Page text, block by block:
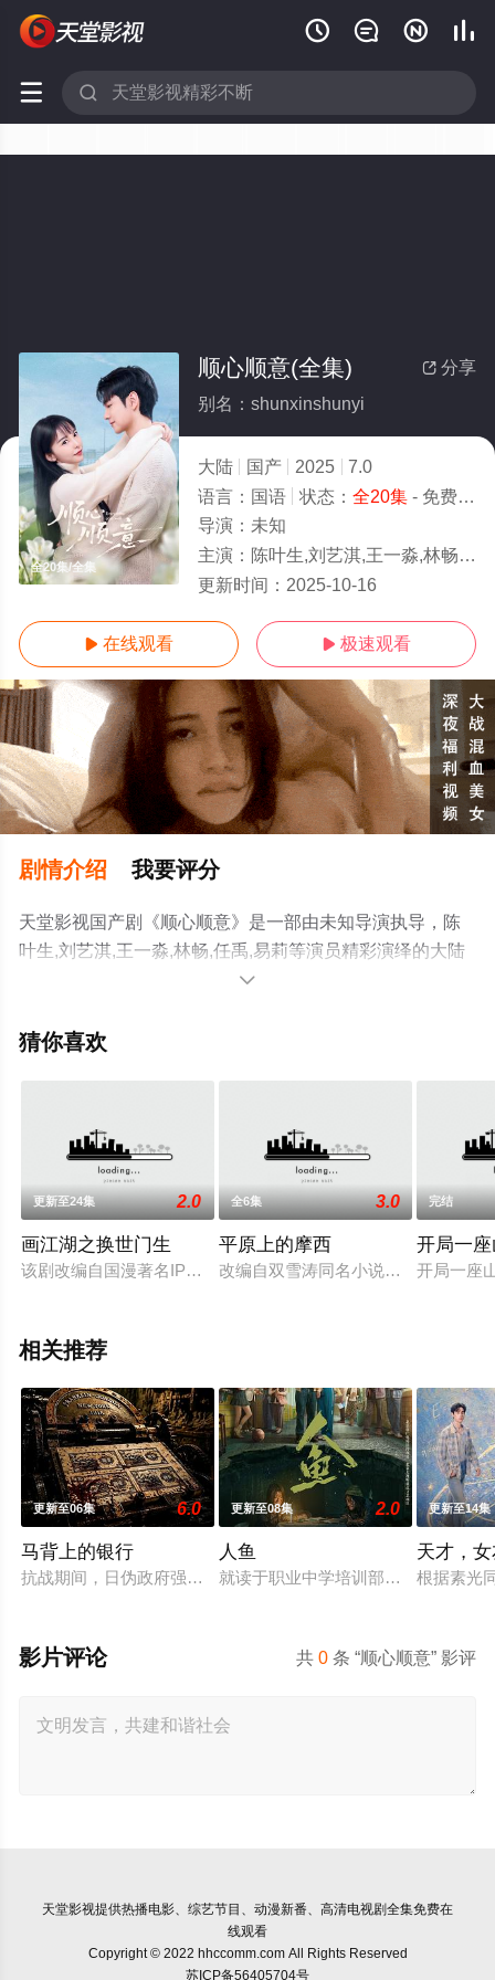
   
 
全20集/全集
 分享
顺心顺意(全集)
别名：shunxinshunyi
大陆 国产 2025
7.0
语言： 国语 状态： 全20集- 免费在线观看
导演： 未知
主演： 陈叶生,刘艺淇,王一淼,林畅,任禹,易莉
更新时间： 2025-10-16
 在线观看  极速观看
剧情介绍 我要评分
天堂影视国产剧《顺心顺意》是一部由未知导演执导，陈
叶生,刘艺淇,王一淼,林畅,任禹,易莉等演员精彩演绎的大陆
电视剧，大结局剧情已揭晓（全20集），手机免费观看高
提前免费观看，更多剧情信息可移步至豆瓣电视剧、电视

猜你喜欢
更新至24集 2.0
画江湖之换世门生
该剧改编自国漫著名IP画江湖系列，上海影视倾力打造青春热
全6集 3.0
平原上的摩西
改编自双雪涛同名小说，在跨越两个
完结
开局一
开局一座
相关推荐
更新至06集 6.0
马背上的银行
抗战期间，日伪政府强行推广、使用由“中国准备银行”发行的
更新至08集 2.0
人鱼
就读于职业中学培训部的花季女生苏
更新至14集
天才，
根据素光
共0 条 “顺心顺意” 影评
影片评论
天堂影视提供热播电影、综艺节目、动漫新番、高清电视剧全集免费在
线观看
Copyright © 2022 hhccomm.com All Rights Reserved
苏ICP备56405704号